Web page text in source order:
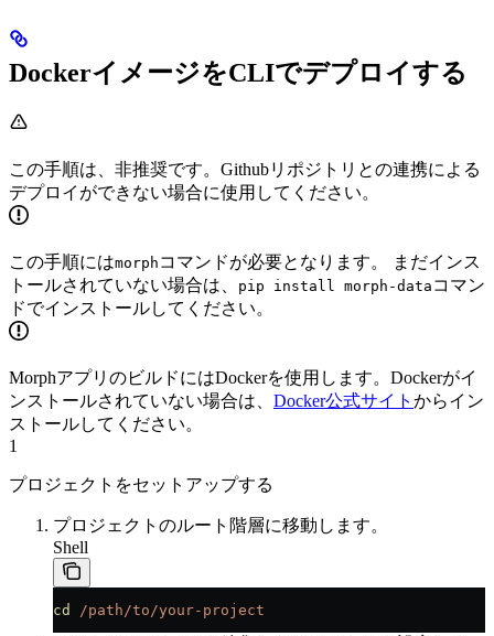
DockerイメージをCLIでデプロイする
この手順は、非推奨です。Githubリポジトリとの連携による
デプロイができない場合に使用してください。
この手順にはmorph コマンドが必要となります。 まだインス
トールされていない場合は、
pip install morph-data コマン
ドでインストールしてください。
MorphアプリのビルドにはDockerを使用します。Dockerがイ
ンストールされていない場合は、 Docker公式サイト からイン
ストールしてください。
1
プロジェクトをセットアップする
プロジェクトのルート階層に移動します。
Shell
cd /path/to/your-project